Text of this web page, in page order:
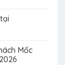
Mốc